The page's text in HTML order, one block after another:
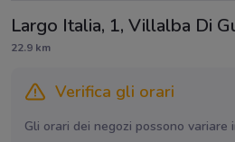
Largo Italia, 1, Villalba Di
22.9 km
Verifica gli orari
Gli orari dei negozi possono variare